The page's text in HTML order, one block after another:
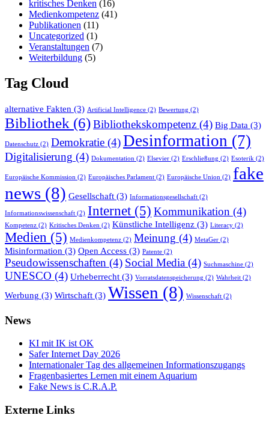
kritisches Denken (16)
Medienkompetenz (41)
Publikationen (11)
Uncategorized (1)
Veranstaltungen (7)
Weiterbildung (5)
Tag Cloud
alternative Fakten (3) Artificial Intelligence (2) Bewertung (2)
Bibliothek (6)Bibliothekskompetenz (4) Big Data (3)
Datenschutz (2) Demokratie (4)Desinformation (7)
Digitalisierung (4) Dokumentation (2) Elsevier (2) Erschließung (2) Esoterik (2)
Europäische Kommission (2) Europäisches Parlament (2) Europäische Union (2) fake
news (8) Gesellschaft (3) Informationsgesellschaft (2)
Informationswissenschaft (2) Internet(5) Kommunikation (4)
Kompetenz (2) Kritisches Denken (2) Künstliche Intelligenz (3) Literacy (2)
Medien (5) Medienkompetenz (2) Meinung (4) MetaGer (2)
Misinformation (3) Open Access (3) Patente (2)
Pseudowissenschaften (4) Social Media (4) Suchmaschine (2)
UNESCO (4) Urheberrecht (3) Vorratsdatenspeicherung (2) Wahrheit (2)
Werbung (3) Wirtschaft (3) Wissen (8) Wissenschaft (2)
News
KI mit IK ist OK
Safer Internet Day 2026
Internationaler Tag des allgemeinen Informationszugangs
Fragenbasiertes Lernen mit einem Aquarium
Fake News is C.R.A.P.
Externe Links